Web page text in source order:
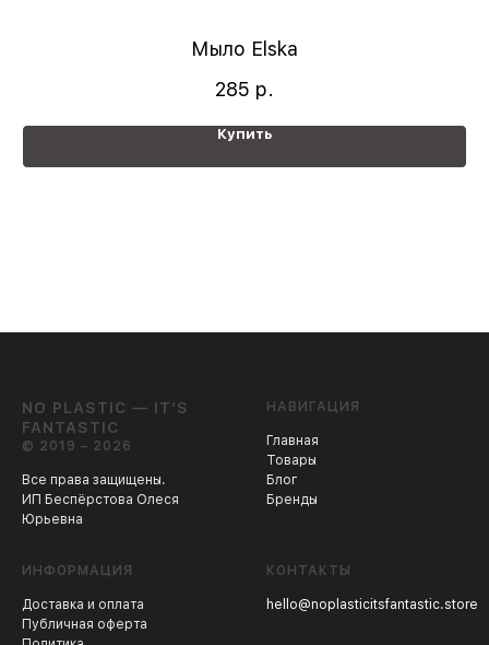
Мыло Elska
285 р.
Купить
NO PLASTIC — IT’S
FANTASTIC
© 2019 – 2026
Все права защищены.
ИП Беспёрстова Олеся
Юрьевна
НАВИГАЦИЯ
Главная
Товары
Блог
Бренды
ИНФОРМАЦИЯ
Доставка и оплата
Публичная оферта
КОНТАКТЫ
hello@noplasticitsfantastic.store